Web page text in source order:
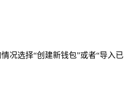
况选择“创建新钱包”或者“导入已